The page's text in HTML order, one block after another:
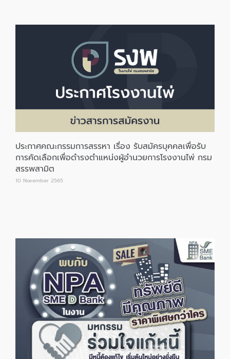
ประกาศคณะกรรมการสรรหา เรื่อง รับสมัครบุคคลเพื่อรับ
การคัดเลือกเพื่อดำรงตำแหน่งผู้อำนวยการโรงงานไพ่ กรม
สรรพสามิต
10 November 2565